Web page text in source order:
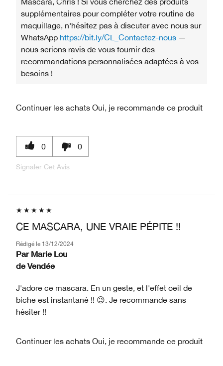
supplémentaires pour compléter votre routine de
maquillage, n'hésitez pas à discuter avec nous sur
WhatsApp https://bit.ly/CL_Contactez-nous —
nous serions ravis de vous fournir des
recommandations personnalisées adaptées à vos
besoins !
Continuer les achats Oui, je recommande ce produit
0 0
Signaler Cet Avis
CE MASCARA, UNE VRAIE PÉPITE !!
Rédigé le 13/12/2024
Par Marie Lou
de Vendée
J'adore ce mascara. En un geste, et l'effet oeil de
biche est instantané !! 😉. Je recommande sans
hésiter !!
Continuer les achats Oui, je recommande ce produit